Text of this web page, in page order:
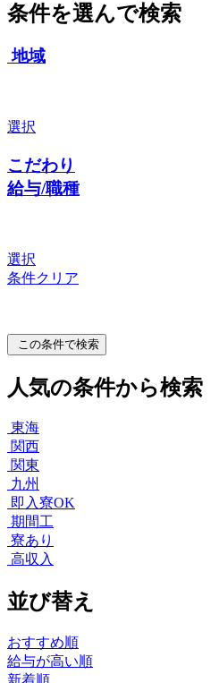
条件を選んで検索
地域
選択
こだわり
給与/職種
選択
条件クリア
この条件で検索
人気の条件から検索
東海
関西
関東
九州
即入寮OK
期間工
寮あり
高収入
並び替え
おすすめ順
給与が高い順